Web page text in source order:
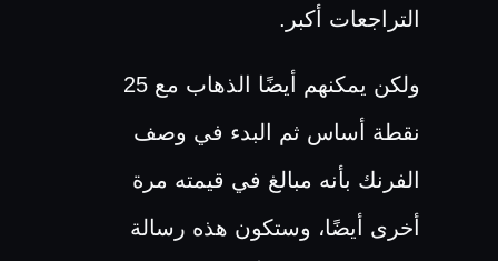
التراجعات أكبر.
ولكن يمكنهم أيضًا الذهاب مع 25
نقطة أساس ثم البدء في وصف
الفرنك بأنه مبالغ في قيمته مرة
أخرى أيضًا، وستكون هذه رسالة